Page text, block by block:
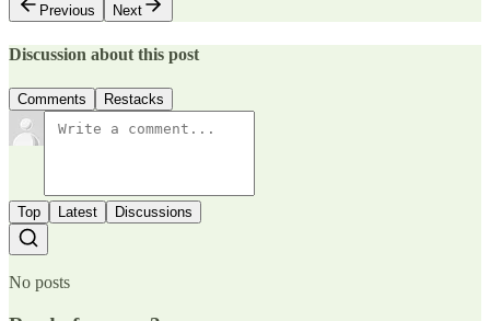
Previous
Next
Discussion about this post
Comments Restacks
Top Latest Discussions
No posts